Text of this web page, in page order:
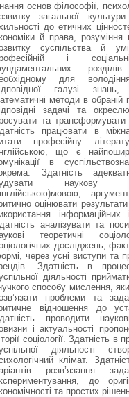
основ філософії,
загальної
до етичних
й права, розуміння
суспільства й
і
для
галузі знань,
методи в обраній
задачі та
та трансформувати
працювати в
професійну
що є
в
Здатність
наукову
оцінювати
інформаційних
аналізувати та
теоретичні
досліджень,
через усні виступи та
Здатність в
діяльності
способу мислення,
проблеми та
відношення до
проводити
і актуальності
соціології. Здатність в
діяльності
клімат.
розв’язання
до
та простих